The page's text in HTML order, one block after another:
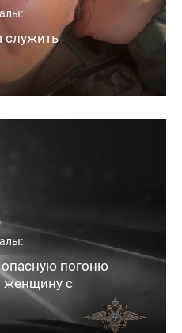
служить
опасную погоню
женщину с